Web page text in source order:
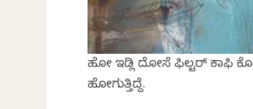
ಹೋಗಿ ಇಡ್ಲಿ ದೋಸೆ ಫಿಲ್ಟರ್ ಕಾಫಿ
ಹೋಗುತ್ತಿದ್ದೆ.